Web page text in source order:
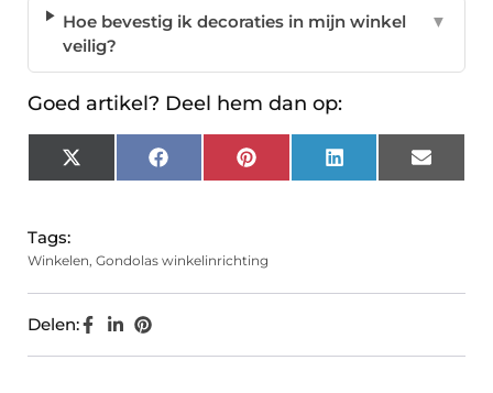
Hoe bevestig ik decoraties in mijn winkel
veilig?
▼
Goed artikel? Deel hem dan op:
X
(Twitter)
FacebookPinterest LinkedIn Email
Tags:
Winkelen, Gondolas winkelinrichting
Delen: